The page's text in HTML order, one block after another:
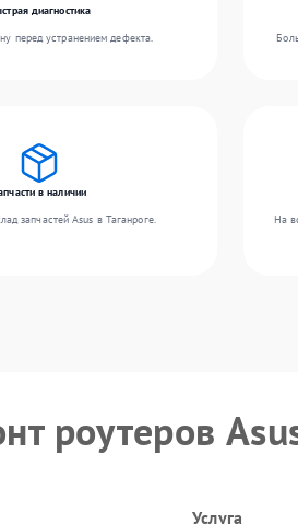
диагностика
перед устранением дефекта.
в наличии
запчастей Asus в Таганроге.
На
роутеров
Услуга